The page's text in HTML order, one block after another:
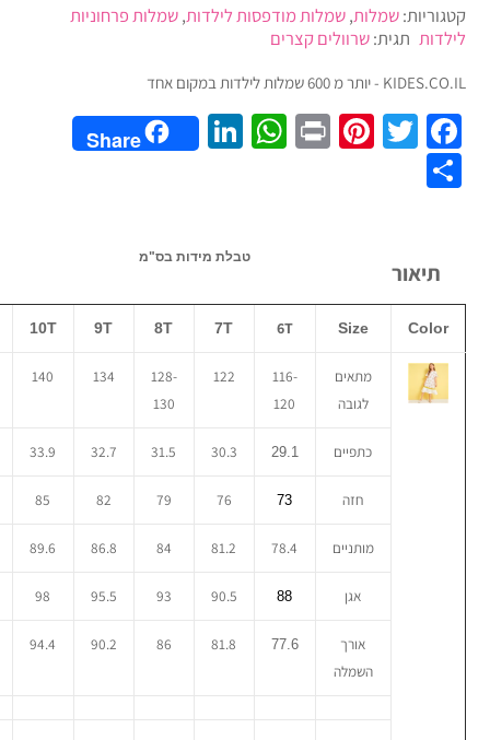
של
פרחים
וורודים
גובה
שוק
קטגוריות:שמלות,שמלות מודפסות לילדות,שמלות פרחוניות
לילדות תגית:שרוולים קצרים
KIDES.CO.IL - יותר מ 600 שמלות לילדות במקום אחד
Facebook
Twitter
Pinterest
Print
WhatsApp
LinkedIn
Share
תיאור
טבלת מידות בס"מ
Color
Size
6T
7T
8T
9T
10T
מתאים
לגובה
116-
120
122
128-
130
134
140
כתפיים 29.1
30.3
31.5
32.7
33.9
חזה 73
76
79
82
85
מותניים 78.4
81.2
84
86.8
89.6
אגן 88
90.5
93
95.5
98
אורך
השמלה
77.6
81.8
86
90.2
94.4